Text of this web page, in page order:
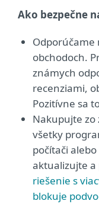
Ako bezpečne
obchodoch.
známych
recenziami,
Pozitívne sa
Nakupujte zo
všetky
počítači
aktualizujte a
riešenie s
blokuje